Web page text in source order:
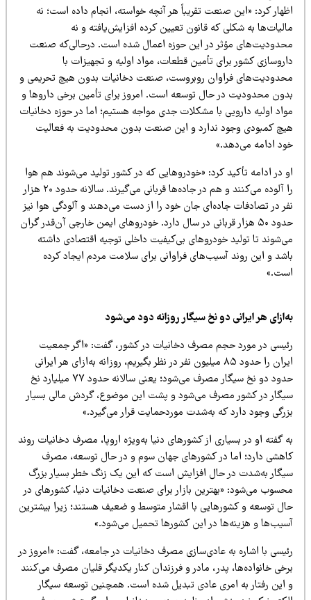
کرد: «این صنعت تقریباً هر آنچه خواسته، انجام داده است؛ نه
به شکلی که قانون تعیین کرده افزایش‌یافته و نه
مؤثر در این حوزه اعمال شده است. درحالی‌که صنعت
کشور برای تأمین قطعات، مواد اولیه و تجهیزات با
فراوان روبروست، صنعت دخانیات بدون هیچ تحریمی و
محدودیت در حال توسعه است. امروز برای تأمین برخی داروها و
اولیه دارویی با مشکلات جدی مواجه هستیم؛ اما در حوزه دخانیات
کمبودی وجود ندارد و این صنعت بدون محدودیت به فعالیت
ادامه می‌دهد.»
در ادامه تأکید کرد: «خودروهایی که در کشور تولید می‌شوند هم هوا
را آلوده می‌کنند و هم در جاده‌ها قربانی می‌گیرند. سالانه حدود ۲۰ هزار
در تصادفات جاده‌ای جان خود را از دست می‌دهند و آلودگی هوا نیز
حدود ۵۰ هزار قربانی در سال دارد. خودروهای ایمن خارجی آن‌قدر گران
تا تولید خودروهای بی‌کیفیت داخلی توجیه اقتصادی داشته
و این روند آسیب‌های فراوانی برای سلامت مردم ایجاد کرده
هر ایرانی دو نخ سیگار روزانه دود می‌شود
در مورد حجم مصرف دخانیات در کشور، گفت: «اگر جمعیت
ایران را حدود ۸۵ میلیون نفر در نظر بگیریم، روزانه به‌ازای هر ایرانی
حدود دو نخ سیگار مصرف می‌شود؛ یعنی سالانه حدود ۷۷ میلیارد نخ
در کشور مصرف می‌شود و پشت این موضوع، گردش مالی بسیار
وجود دارد که به‌شدت موردحمایت قرار می‌گیرد.»
گفته او در بسیاری از کشورهای دنیا به‌ویژه اروپا، مصرف دخانیات روند
دارد؛ اما در کشورهای جهان سوم و در حال توسعه، مصرف
به‌شدت در حال افزایش است که این یک زنگ خطر بسیار بزرگ
می‌شود: «بهترین بازار برای صنعت دخانیات دنیا، کشورهای در
توسعه و کشورهایی با اقشار متوسط و ضعیف هستند؛ زیرا بیشترین
و هزینه‌ها در این کشورها تحمیل می‌شود.»
با اشاره به عادی‌سازی مصرف دخانیات در جامعه، گفت: «امروز در
خانواده‌ها، پدر، مادر و فرزندان کنار یکدیگر قلیان مصرف می‌کنند
این رفتار به امری عادی تبدیل شده است. همچنین توسعه سیگار